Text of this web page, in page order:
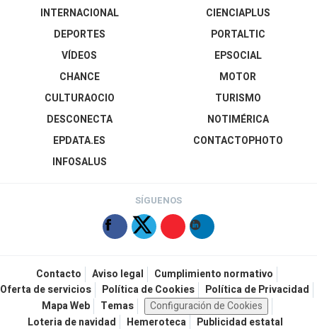
INTERNACIONAL
DEPORTES
VÍDEOS
CIENCIAPLUS
PORTALTIC
EPSOCIAL
CHANCE
CULTURAOCIO
DESCONECTA
EPDATA.ES
INFOSALUS
MOTOR
TURISMO
NOTIMÉRICA
CONTACTOPHOTO
SÍGUENOS
Contacto Aviso legal
Cumplimiento normativo
Oferta de servicios
Política de Cookies
Política de Privacidad
Mapa Web
Temas
Configuración de Cookies
Loteria de navidad
Hemeroteca Publicidad estatal